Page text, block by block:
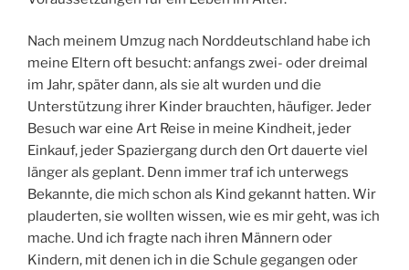
Nach meinem Umzug nach Norddeutschland habe ich
meine Eltern oft besucht: anfangs zwei- oder dreimal
im Jahr, später dann, als sie alt wurden und die
Unterstützung ihrer Kinder brauchten, häufiger. Jeder
Besuch war eine Art Reise in meine Kindheit, jeder
Einkauf, jeder Spaziergang durch den Ort dauerte viel
länger als geplant. Denn immer traf ich unterwegs
Bekannte, die mich schon als Kind gekannt hatten. Wir
plauderten, sie wollten wissen, wie es mir geht, was ich
mache. Und ich fragte nach ihren Männern oder
Kindern, mit denen ich in die Schule gegangen oder